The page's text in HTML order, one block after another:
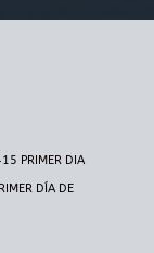
PRIMER DIA
DÍA DE